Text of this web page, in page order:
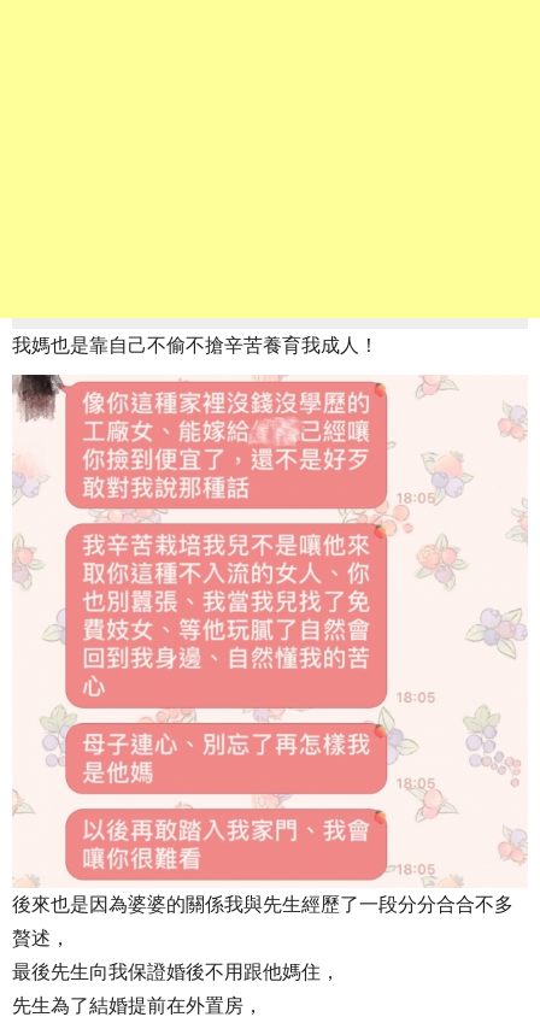
我媽也是靠自己不偷不搶辛苦養育我成人！
後來也是因為婆婆的關係我與先生經歷了一段分分合合不多
贅述，
最後先生向我保證婚後不用跟他媽住，
先生為了結婚提前在外置房，